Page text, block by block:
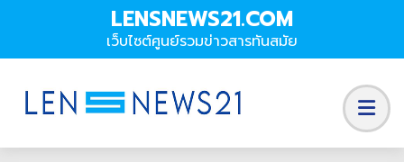
LENSNEWS21.COM
เว็บไซต์ศูนย์รวมข่าวสารทันสมัย